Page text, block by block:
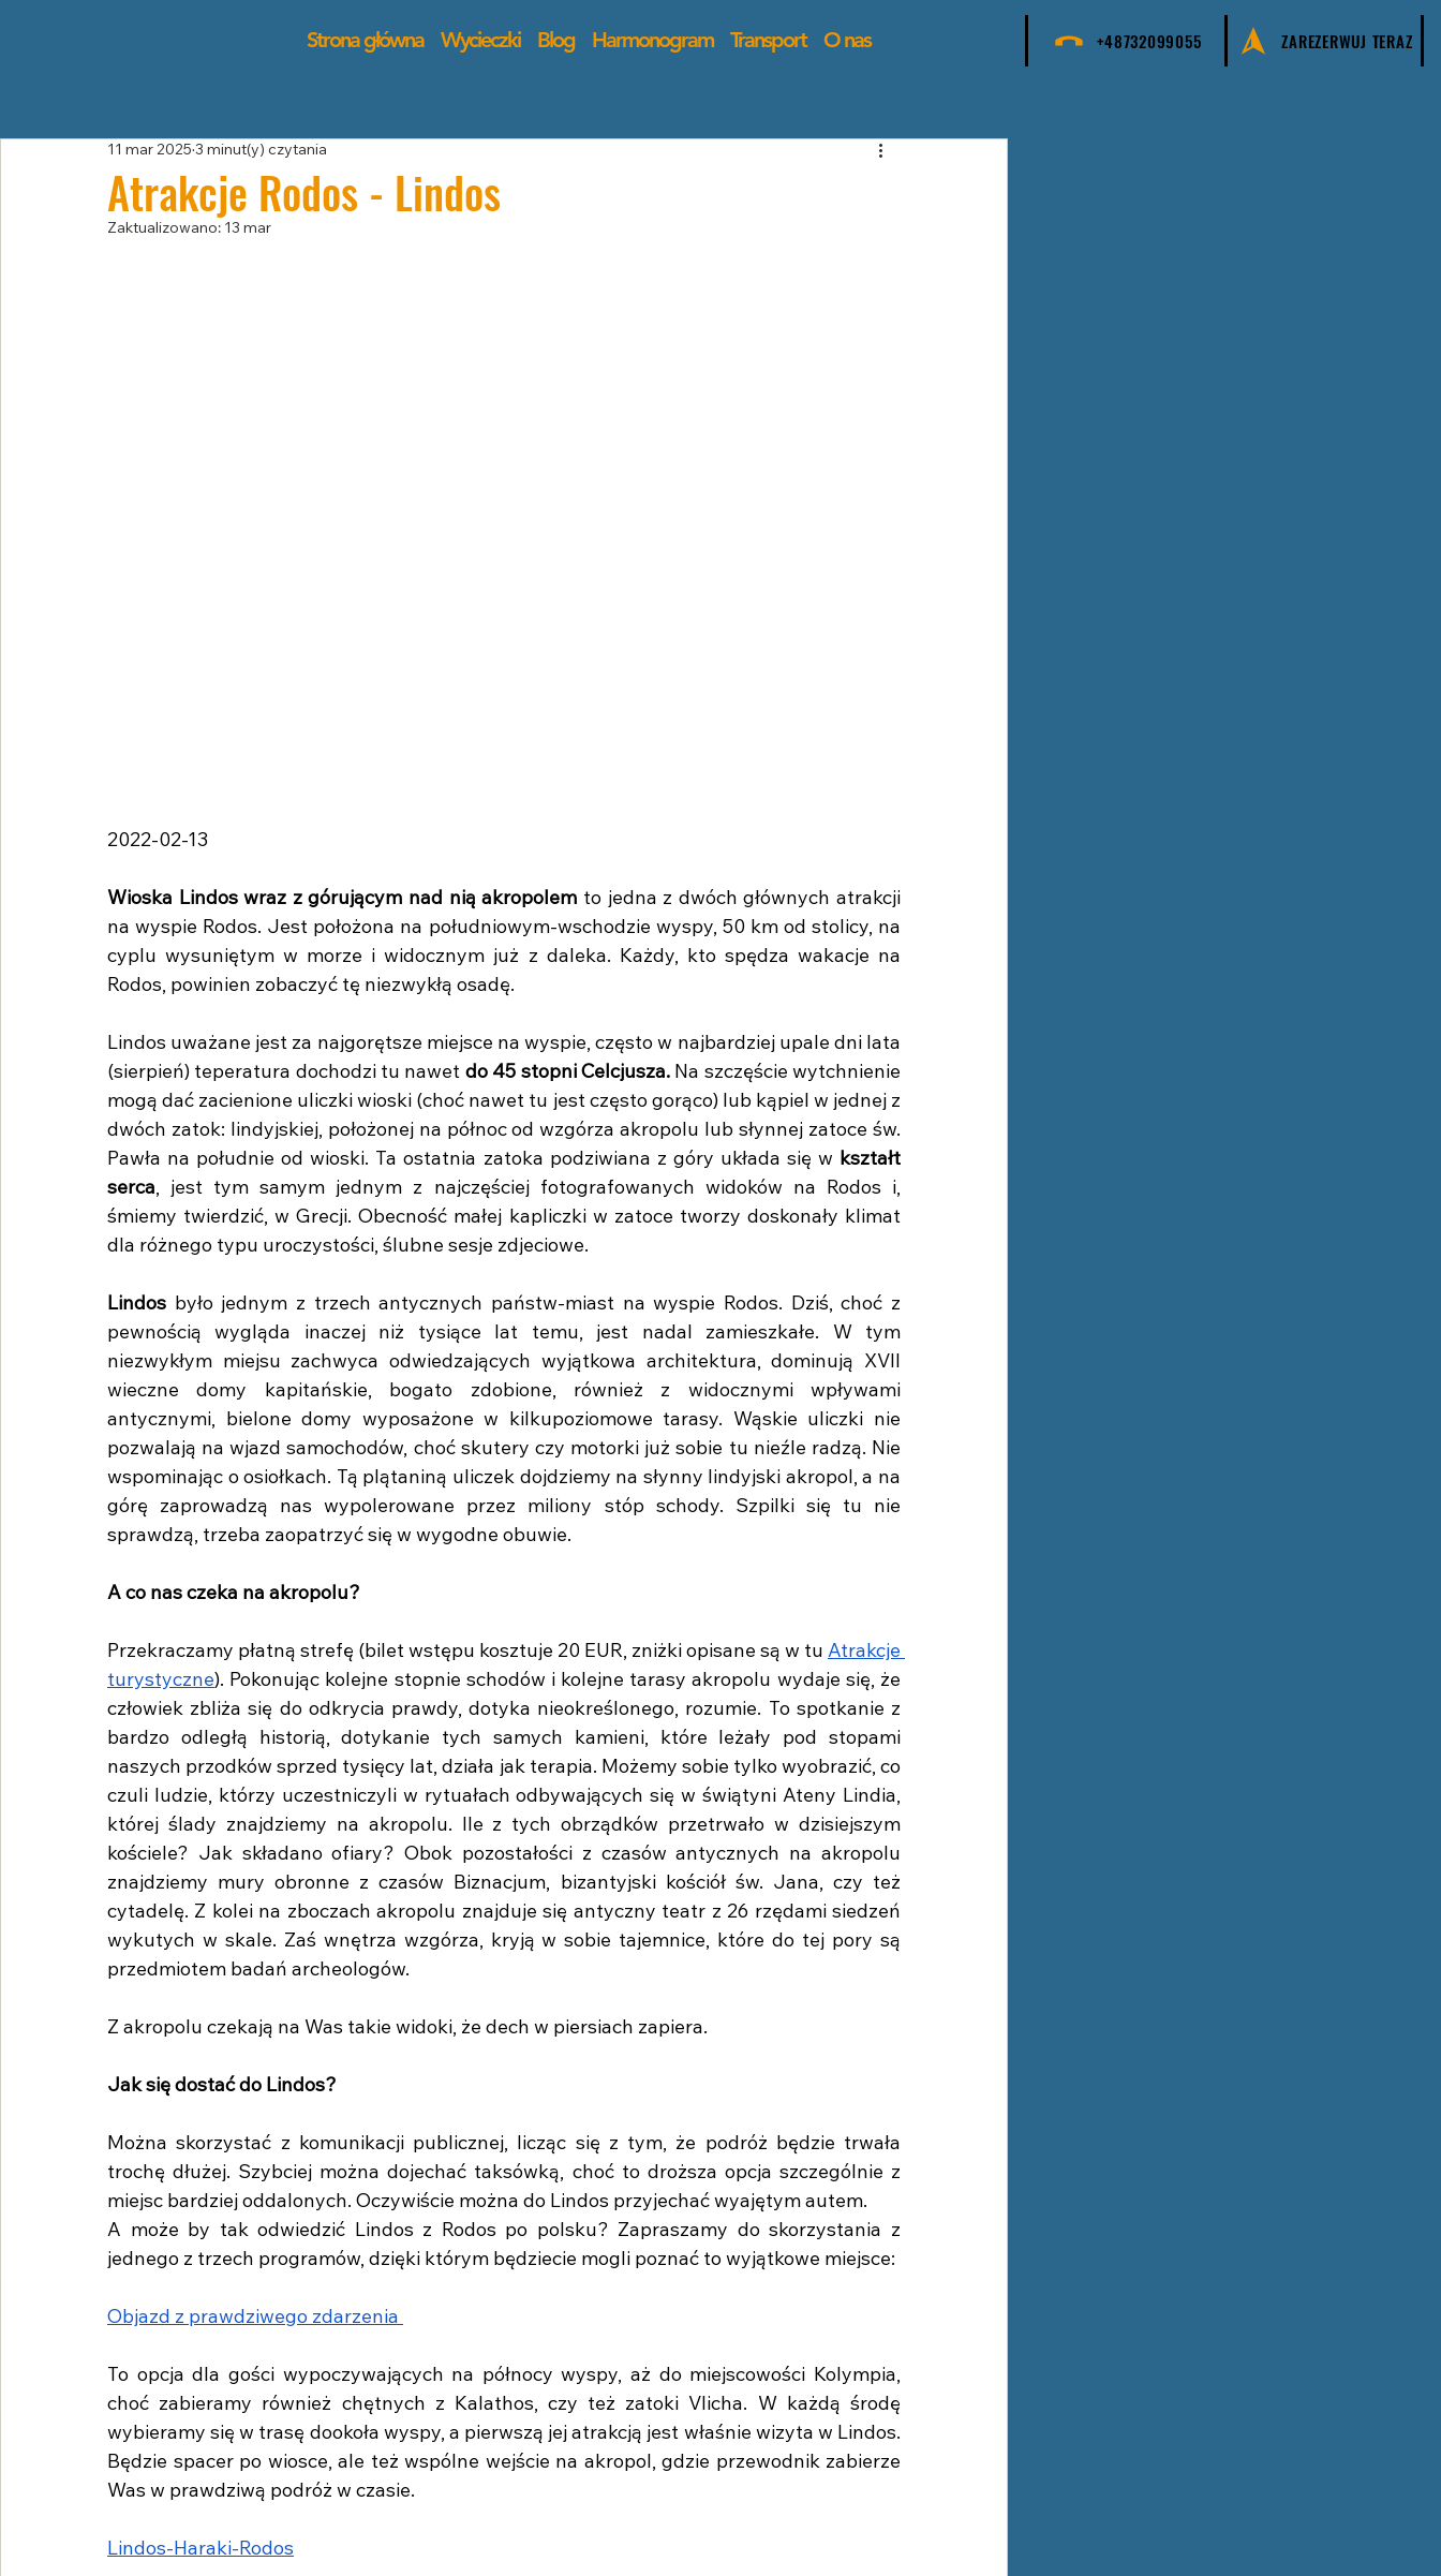
Strona główna Wycieczki Blog Harmonogram Transport O nas +48732099055 ZAREZERWUJ TERAZ
Atrakcje Rodos - Lindos
11 mar 2025 3 minut(y) czytania
Zaktualizowano: 13 mar
2022-02-13
Wioska Lindos wraz z górującym nad nią akropolem to jedna z dwóch głównych atrakcji
na wyspie Rodos. Jest położona na południowym-wschodzie wyspy, 50 km od stolicy, na
cyplu wysuniętym w morze i widocznym już z daleka. Każdy, kto spędza wakacje na
Rodos, powinien zobaczyć tę niezwykłą osadę.
Lindos uważane jest za najgorętsze miejsce na wyspie, często w najbardziej upale dni lata
(sierpień) teperatura dochodzi tu nawet do 45 stopni Celcjusza. Na szczęście wytchnienie
mogą dać zacienione uliczki wioski (choć nawet tu jest często gorąco) lub kąpiel w jednej z
dwóch zatok: lindyjskiej, położonej na północ od wzgórza akropolu lub słynnej zatoce św.
Pawła na południe od wioski. Ta ostatnia zatoka podziwiana z góry układa się w kształt
serca, jest tym samym jednym z najczęściej fotografowanych widoków na Rodos i,
śmiemy twierdzić, w Grecji. Obecność małej kapliczki w zatoce tworzy doskonały klimat
dla różnego typu uroczystości, ślubne sesje zdjeciowe.
Lindos było jednym z trzech antycznych państw-miast na wyspie Rodos. Dziś, choć z
pewnością wygląda inaczej niż tysiące lat temu, jest nadal zamieszkałe. W tym
niezwykłym miejsu zachwyca odwiedzających wyjątkowa architektura, dominują XVII
wieczne domy kapitańskie, bogato zdobione, również z widocznymi wpływami
antycznymi, bielone domy wyposażone w kilkupoziomowe tarasy. Wąskie uliczki nie
pozwalają na wjazd samochodów, choć skutery czy motorki już sobie tu nieźle radzą. Nie
wspominając o osiołkach. Tą plątaniną uliczek dojdziemy na słynny lindyjski akropol, a na
górę zaprowadzą nas wypolerowane przez miliony stóp schody. Szpilki się tu nie
sprawdzą, trzeba zaopatrzyć się w wygodne obuwie.
A co nas czeka na akropolu?
Przekraczamy płatną strefę (bilet wstępu kosztuje 20 EUR, zniżki opisane są w tu Atrakcje
turystyczne). Pokonując kolejne stopnie schodów i kolejne tarasy akropolu wydaje się, że
człowiek zbliża się do odkrycia prawdy, dotyka nieokreślonego, rozumie. To spotkanie z
bardzo odległą historią, dotykanie tych samych kamieni, które leżały pod stopami
naszych przodków sprzed tysięcy lat, działa jak terapia. Możemy sobie tylko wyobrazić, co
czuli ludzie, którzy uczestniczyli w rytuałach odbywających się w świątyni Ateny Lindia,
której ślady znajdziemy na akropolu. Ile z tych obrządków przetrwało w dzisiejszym
kościele? Jak składano ofiary? Obok pozostałości z czasów antycznych na akropolu
znajdziemy mury obronne z czasów Biznacjum, bizantyjski kościół św. Jana, czy też
cytadelę. Z kolei na zboczach akropolu znajduje się antyczny teatr z 26 rzędami siedzeń
wykutych w skale. Zaś wnętrza wzgórza, kryją w sobie tajemnice, które do tej pory są
przedmiotem badań archeologów.
Z akropolu czekają na Was takie widoki, że dech w piersiach zapiera.
Jak się dostać do Lindos?
Można skorzystać z komunikacji publicznej, licząc się z tym, że podróż będzie trwała
trochę dłużej. Szybciej można dojechać taksówką, choć to droższa opcja szczególnie z
miejsc bardziej oddalonych. Oczywiście można do Lindos przyjechać wyajętym autem.
A może by tak odwiedzić Lindos z Rodos po polsku? Zapraszamy do skorzystania z
jednego z trzech programów, dzięki którym będziecie mogli poznać to wyjątkowe miejsce:
Objazd z prawdziwego zdarzenia
To opcja dla gości wypoczywających na północy wyspy, aż do miejscowości Kolympia,
choć zabieramy również chętnych z Kalathos, czy też zatoki Vlicha. W każdą środę
wybieramy się w trasę dookoła wyspy, a pierwszą jej atrakcją jest właśnie wizyta w Lindos.
Będzie spacer po wiosce, ale też wspólne wejście na akropol, gdzie przewodnik zabierze
Was w prawdziwą podróż w czasie.
Lindos-Haraki-Rodos